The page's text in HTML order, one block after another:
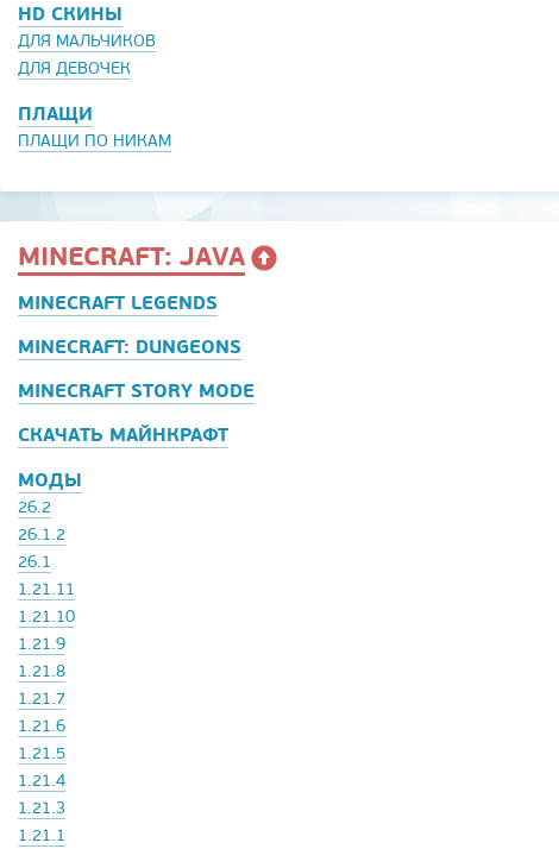
HD СКИНЫ
ДЛЯ МАЛЬЧИКОВ
ДЛЯ ДЕВОЧЕК
ПЛАЩИ
ПЛАЩИ ПО НИКАМ
MINECRAFT: JAVA
MINECRAFT LEGENDS
MINECRAFT: DUNGEONS
MINECRAFT STORY MODE
СКАЧАТЬ МАЙНКРАФТ
МОДЫ
26.2
26.1.2
26.1
1.21.11
1.21.10
1.21.9
1.21.8
1.21.7
1.21.6
1.21.5
1.21.4
1.21.3
1.21.1